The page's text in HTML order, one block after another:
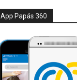
App Papás 360